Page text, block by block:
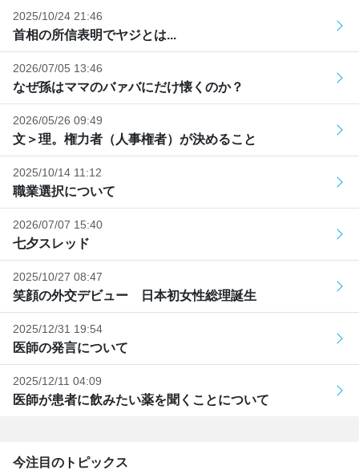
2025/10/24 21:46
首相の所信表明でヤジとは...
2026/07/05 13:46
なぜ孫はママのバァバにだけ懐くのか？
2026/05/26 09:49
文＞理。権力者（人事権者）が決めること
2025/10/14 11:12
職業選択について
2026/07/07 15:40
七夕スレッド
2025/10/27 08:47
笑顔の外交デビュー 日本初女性総理誕生
2025/12/31 19:54
医師の発言について
2025/12/11 04:09
医師が患者に飲みたい薬を聞くことについて
今注目のトピックス